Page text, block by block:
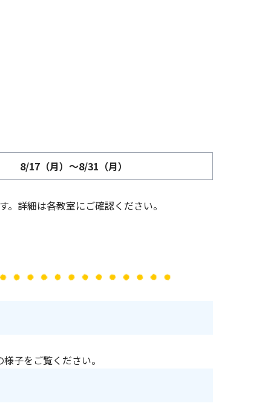
8/17（月）～8/31（月）
詳細は各教室にご確認ください。
子をご覧ください。